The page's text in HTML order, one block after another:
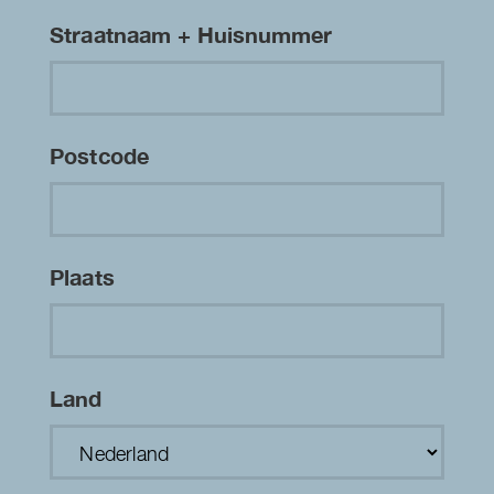
Straatnaam + Huisnummer
Postcode
Plaats
Land